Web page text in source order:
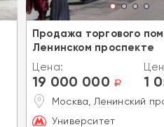
Продажа торгового
Ленинском проспекте
Цена:
19 000 000 a 1
Москва, Ленинский
Университет